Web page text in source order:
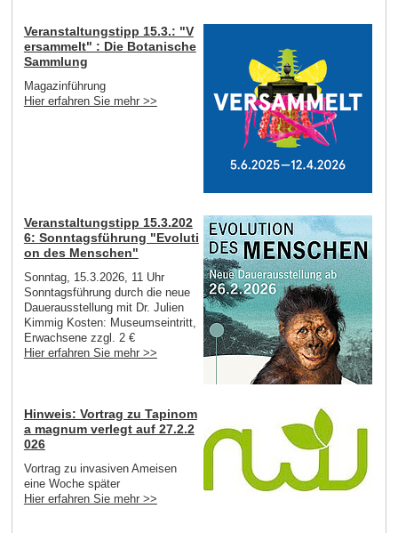
Veranstaltungstipp 15.3.: "V
ersammelt" : Die Botanische
Sammlung
Magazinführung
Hier erfahren Sie mehr >>
Veranstaltungstipp 15.3.202
6: Sonntagsführung "Evoluti
on des Menschen"
Sonntag, 15.3.2026, 11 Uhr
Sonntagsführung durch die neue
Dauerausstellung mit Dr. Julien
Kimmig Kosten: Museumseintritt,
Erwachsene zzgl. 2 €
Hier erfahren Sie mehr >>
Hinweis: Vortrag zu Tapinom
a magnum verlegt auf 27.2.2
026
Vortrag zu invasiven Ameisen
eine Woche später
Hier erfahren Sie mehr >>